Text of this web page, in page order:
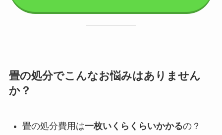
畳の処分でこんなお悩みはありません
か？
畳の処分費用は一枚いくらくらいかかるの？